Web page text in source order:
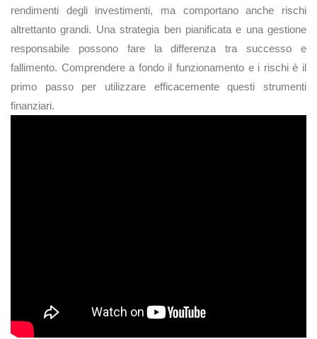
rendimenti degli investimenti, ma comportano anche rischi
altrettanto grandi. Una strategia ben pianificata e una gestione
responsabile possono fare la differenza tra successo e
fallimento. Comprendere a fondo il funzionamento e i rischi è il
primo passo per utilizzare efficacemente questi strumenti
finanziari.